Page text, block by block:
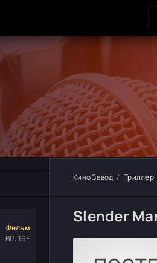
Фильм
ВР: 16+
Кино Завод Триллер
Slender